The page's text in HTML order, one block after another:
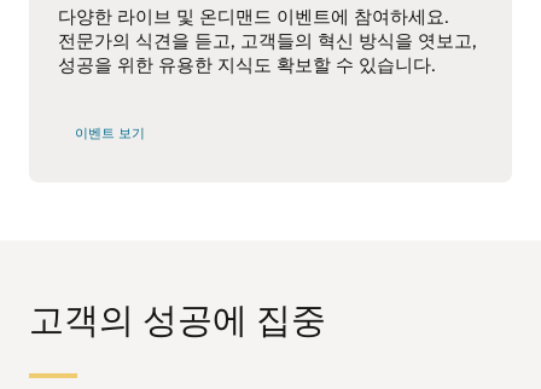
다양한 라이브 및 온디맨드 이벤트에 참여하세요.
전문가의 식견을 듣고, 고객들의 혁신 방식을 엿보고,
성공을 위한 유용한 지식도 확보할 수 있습니다.
이벤트 보기
고객의 성공에 집중